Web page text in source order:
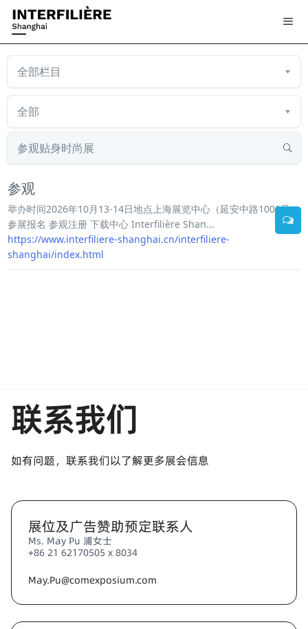
参观
举办时间2026年10月13-14日地点上海展览中心（延安中路1000号）
参展报名 参观注册 下载中心 Interfilière Shan...
https://www.interfiliere-shanghai.cn/interfiliere-
shanghai/index.html
联系我们
如有问题，联系我们以了解更多展会信息
展位及广告赞助预定联系人
Ms. May Pu 浦女士
+86 21 62170505 x 8034
May.Pu@comexposium.com